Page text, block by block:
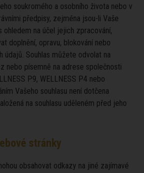
soukromého a osobního života nebo v
předpisy, zejména jsou-li Vaše
ohledem na účel jejich zpracování,
doplnění, opravu, blokování nebo
údajů. Souhlas můžete odvolat na
nebo písemně na adrese společnosti
P9, WELLNESS P4 nebo
Vašeho souhlasu není dotčena
na souhlasu uděleném před jeho
stránky
obsahovat odkazy na jiné zajímavé